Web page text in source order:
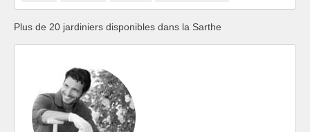
Plus de 20 jardiniers disponibles dans la Sarthe